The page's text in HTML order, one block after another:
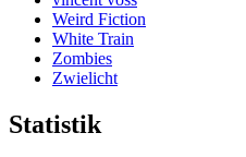
Weird Fiction
White Train
Zombies
Zwielicht
Statistik